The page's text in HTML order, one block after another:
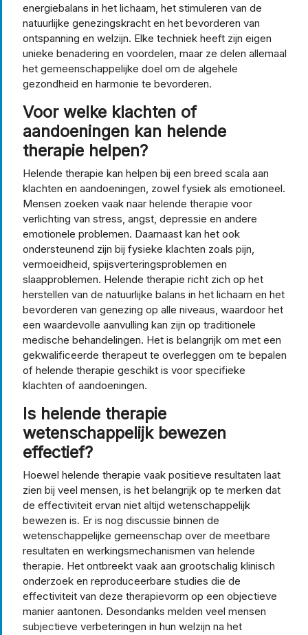
energiebalans in het lichaam, het stimuleren van de
natuurlijke genezingskracht en het bevorderen van
ontspanning en welzijn. Elke techniek heeft zijn eigen
unieke benadering en voordelen, maar ze delen allemaal
het gemeenschappelijke doel om de algehele
gezondheid en harmonie te bevorderen.
Voor welke klachten of
aandoeningen kan helende
therapie helpen?
Helende therapie kan helpen bij een breed scala aan
klachten en aandoeningen, zowel fysiek als emotioneel.
Mensen zoeken vaak naar helende therapie voor
verlichting van stress, angst, depressie en andere
emotionele problemen. Daarnaast kan het ook
ondersteunend zijn bij fysieke klachten zoals pijn,
vermoeidheid, spijsverteringsproblemen en
slaapproblemen. Helende therapie richt zich op het
herstellen van de natuurlijke balans in het lichaam en het
bevorderen van genezing op alle niveaus, waardoor het
een waardevolle aanvulling kan zijn op traditionele
medische behandelingen. Het is belangrijk om met een
gekwalificeerde therapeut te overleggen om te bepalen
of helende therapie geschikt is voor specifieke
klachten of aandoeningen.
Is helende therapie
wetenschappelijk bewezen
effectief?
Hoewel helende therapie vaak positieve resultaten laat
zien bij veel mensen, is het belangrijk op te merken dat
de effectiviteit ervan niet altijd wetenschappelijk
bewezen is. Er is nog discussie binnen de
wetenschappelijke gemeenschap over de meetbare
resultaten en werkingsmechanismen van helende
therapie. Het ontbreekt vaak aan grootschalig klinisch
onderzoek en reproduceerbare studies die de
effectiviteit van deze therapievorm op een objectieve
manier aantonen. Desondanks melden veel mensen
subjectieve verbeteringen in hun welzijn na het